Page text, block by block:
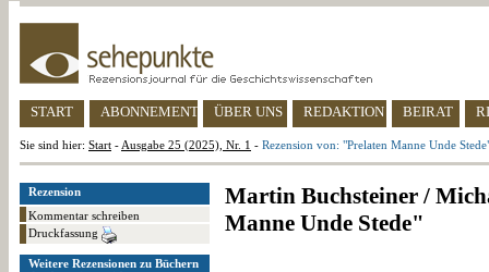
START ABONNEMENT ÜBER UNS REDAKTION BEIRAT
Sie sind hier: Start - Ausgabe 25 (2025), Nr. 1 - Rezension von: "Prelaten Manne Unde
Rezension
Kommentar schreiben
Druckfassung
Weitere Rezensionen zu Büchern
Martin Buchsteiner /
Manne Unde Stede"